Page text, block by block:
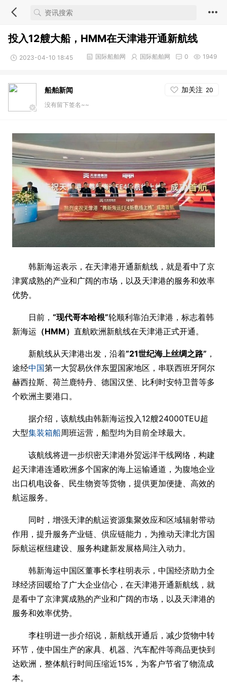
投入12艘大船，HMM在天津港开通新航线
2023-04-10 18:45 1949
0
国际船舶网
国际船舶网
船舶新闻 加关注 20
没有留下签名~~
韩新海运表示，在天津港开通新航线，就是看中了京
津冀成熟的产业和广阔的市场，以及天津港的服务和效率
优势。
日前， “现代哥本哈根”轮顺利靠泊天津港，标志着韩
新海运 （HMM） 直航欧洲新航线在天津港正式开通。
新航线从天津港出发，沿着“21世纪海上丝绸之路” ，
途经中国第一大贸易伙伴东盟国家地区，串联西班牙阿尔
赫西拉斯、荷兰鹿特丹、德国汉堡、比利时安特卫普等多
个欧洲主要港口。
据介绍，该航线由韩新海运投入12艘24000TEU超
大型集装箱船周班运营，船型均为目前全球最大。
该航线将进一步织密天津港外贸远洋干线网络，构建
起天津港连通欧洲多个国家的海上运输通道，为腹地企业
出口机电设备、民生物资等货物，提供更加便捷、高效的
航运服务。
同时，增强天津的航运资源集聚效应和区域辐射带动
作用，提升服务产业链、供应链能力，为推动天津北方国
际航运枢纽建设、服务构建新发展格局注入动力。
韩新海运中国区董事长李柱明表示，中国经济助力全
球经济回暖给了广大企业信心，在天津港开通新航线，就
是看中了京津冀成熟的产业和广阔的市场，以及天津港的
服务和效率优势。
李柱明进一步介绍说，新航线开通后，减少货物中转
环节，使中国生产的家具、机器、汽车配件等商品更快到
达欧洲，整体航行时间压缩近15%，为客户节省了物流成
本。